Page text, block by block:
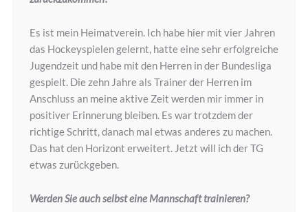
Es ist mein Heimatverein. Ich habe hier mit vier Jahren
das Hockeyspielen gelernt, hatte eine sehr erfolgreiche
Jugendzeit und habe mit den Herren in der Bundesliga
gespielt. Die zehn Jahre als Trainer der Herren im
Anschluss an meine aktive Zeit werden mir immer in
positiver Erinnerung bleiben. Es war trotzdem der
richtige Schritt, danach mal etwas anderes zu machen.
Das hat den Horizont erweitert. Jetzt will ich der TG
etwas zurückgeben.
Werden Sie auch selbst eine Mannschaft trainieren?